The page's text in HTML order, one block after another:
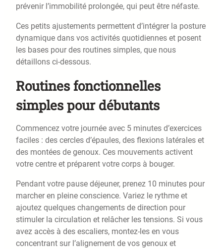
prévenir l’immobilité prolongée, qui peut être néfaste.
Ces petits ajustements permettent d’intégrer la posture
dynamique dans vos activités quotidiennes et posent
les bases pour des routines simples, que nous
détaillons ci-dessous.
Routines fonctionnelles
simples pour débutants
Commencez votre journée avec 5 minutes d’exercices
faciles : des cercles d’épaules, des flexions latérales et
des montées de genoux. Ces mouvements activent
votre centre et préparent votre corps à bouger.
Pendant votre pause déjeuner, prenez 10 minutes pour
marcher en pleine conscience. Variez le rythme et
ajoutez quelques changements de direction pour
stimuler la circulation et relâcher les tensions. Si vous
avez accès à des escaliers, montez-les en vous
concentrant sur l’alignement de vos genoux et